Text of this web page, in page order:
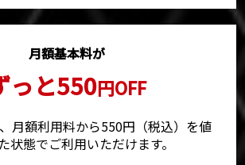
月額基本料が
っと550円OFF
月額利用料から550円（税込）を値
状態でご利用いただけます。